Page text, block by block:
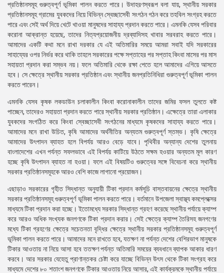
প্রতিষ্ঠানসমূহ গুরুত্বপূর্ণ ভূমিকা পালন করতে পারে। উদাহরণস্বরূপ বলা যায়, স্থানীয় সরকার
প্রতিষ্ঠানসমূহ গ্রামের যুবকদের নিয়ে বিভিন্ন স্বেচ্ছাসেবী সংগঠন গঠন করে তহবিল সংগ্রহ করতে
পারে এবং সেই অর্থ দিয়ে খেটে খাওয়া মানুষদের সাহায্য প্রদান করতে পারে। এমনকি যেসব পরিবার
করোনা আক্রান্ত হয়েছে, তাদের নিত্যপ্রয়োজনীয় দ্রব্যাদিসহ খাবার সরবরাহ করতে পারে।
আমাদের একটি কথা মনে রাখা দরকার যে এই অতিমারির সময়ে আমরা সবাই যদি সরকারের
সাহায্যের ওপর নির্ভর করে থাকি তাহলে সরকারের পক্ষে সপ্তাহের পর সপ্তাহ কিংবা মাসের পর মাস
সহায়তা প্রদান করা সম্ভব নয়। ফলে অতিমারি থেকে রক্ষা পেতে হলে আমাদের এগিয়ে আসতে
হবে। সে ক্ষেত্রে স্থানীয় সরকার প্রতিষ্ঠান এবং স্থানীয় জনপ্রতিনিধিরা গুরুত্বপূর্ণ ভূমিকা পালন
করতে পারেন।
এমনকি যেসব কৃষক লকডাউন চলাকালীন কিংবা করোনাকালীন তাদের জমির ফসল তুলতে কষ্ট
পাচ্ছেন, তাদেরও সহায়তা প্রদান করতে পারে স্থানীয় সরকার প্রতিষ্ঠান। এক্ষেত্রে তারা এলাকার
যুবকদের সংগঠিত করে কিংবা স্বেচ্ছাসেবী সংগঠনের মাধ্যমে কৃষকদের সাহায্য করতে পারে।
আমাদের মনে রাখা উচিত, কৃষি আমাদের অর্থনীতির অন্যতম গুরুত্বপূর্ণ স্তম্ভ। কৃষি ক্ষেত্রে
আমাদের উৎপাদন ব্যাহত হলে বিপর্যয় আরও বেড়ে যাবে। পৃথিবীর অন্যান্য দেশের তুলনায়
বাংলাদেশের এখন পর্যন্ত সফলভাবে এই বিপর্যয় কাটিয়ে উঠতে সক্ষম হওয়ার অন্যতম মূল কারণ
হচ্ছে কৃষি উৎপাদন ব্যাহত না হওয়া। ফলে এই বিষয়টিও গুরুত্বের সঙ্গে বিবেচনা করে স্থানীয়
সরকার প্রতিষ্ঠানসমূহকে আরও বেশি কাজে লাগানো প্রয়োজন।
এছাড়াও সরকারের গৃহীত সিদ্ধান্ত অনুযায়ী টিকা প্রদান কর্মসূচি বাস্তবায়নের ক্ষেত্রে স্থানীয়
সরকার প্রতিষ্ঠানসমূহ গুরুত্বপূর্ণ ভূমিকা পালন করতে পারে। বর্তমানে উপজেলা স্বাস্থ্য কমপ্লেক্সের
মাধ্যমে টিকা প্রদান করা হচ্ছে। ইতোমধ্যে সরকার সিদ্ধান্ত গ্রহণ করেছে স্থানীয় পর্যায়ে ক্যাম্প
করে আরও অধিক সংখ্যক জনগণকে টিকা প্রদান করার। সেই ক্ষেত্রে ক্যাম্প তৈরিসহ জনগণের
মধ্যে টিকা গ্রহণের ক্ষেত্রে সচেতনতা বৃদ্ধির ক্ষেত্রে স্থানীয় সরকার প্রতিষ্ঠানসমূহ গুরুত্বপূর্ণ
ভূমিকা পালন করতে পারে। আমাদের মনে রাখতে হবে, যতক্ষণ না পর্যন্ত দেশের বেশিরভাগ মানুষকে
টিকার আওতায় না নিয়ে আসা হবে ততক্ষণ পর্যন্ত অতিমারি সময়ের ব্যবধানে ব্যাপক আকার ধারণ
করবে। আর সরকার যেহেতু প্রাণান্তকর চেষ্টা করে যাচ্ছে বিভিন্ন উৎস থেকে টিকা সংগ্রহ করে
মাধ্যমে দেশের ৮০ শতাংশ জনগণকে টিকার আওতায় নিয়ে আসার, এই কার্যক্রমকে স্থানীয় পর্যায়ে